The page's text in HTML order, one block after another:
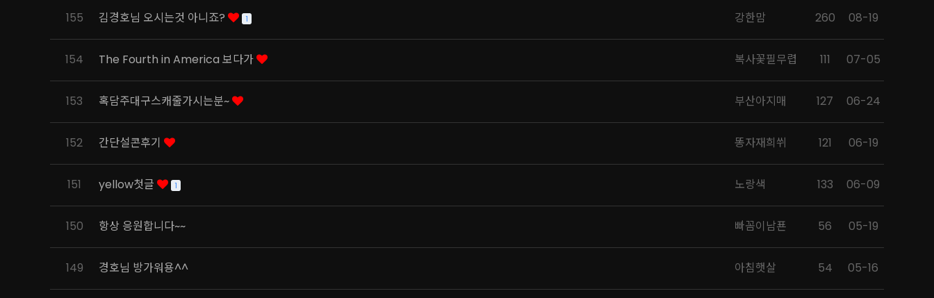
155 김경호님 오시는것 아니죠? 1 강한맘 260 08-19
154 The Fourth in America 보다가 복사꽃필무렵 111 07-05
153 혹담주대구스캐줄가시는분~ 부산아지매 127 06-24
152 간단설콘후기 똥자재희쒸 121 06-19
151 yellow첫글 1 노랑색 133 06-09
150 항상 응원합니다~~ 빠꼼이남푠 56 05-19
149 경호님 방가워용^^ 아침햇살 54 05-16